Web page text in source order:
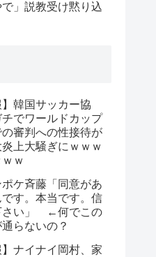
で」説教受け黙り込
】韓国サッカー協
でワールドカップ
審判への性接待が
上大騒ぎにｗｗｗ
ｗ
ポケ斉藤「同意があ
です。本当です。信
さい」 ←何でこの
らないの？
】ナイナイ岡村、家